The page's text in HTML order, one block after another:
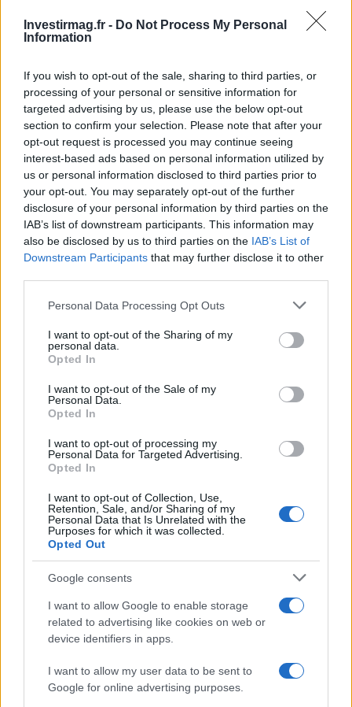
Investirmag.fr - Do Not Process My Personal
Information
If you wish to opt-out of the sale, sharing to third parties, or
processing of your personal or sensitive information for
targeted advertising by us, please use the below opt-out
section to confirm your selection. Please note that after your
opt-out request is processed you may continue seeing
interest-based ads based on personal information utilized by
us or personal information disclosed to third parties prior to
your opt-out. You may separately opt-out of the further
disclosure of your personal information by third parties on the
IAB’s list of downstream participants. This information may
also be disclosed by us to third parties on the IAB’s List of
Downstream Participants that may further disclose it to other
Please note that this website/app uses one or more Google
not limited to your visit or usage behaviour. You may click to
grant or deny consent to Google and its third-party tags to
use your data for below specified purposes in below Google
consent section.
Personal Data Processing Opt Outs
I want to opt-out of the Sharing of my
personal data.
Opted In
I want to opt-out of the Sale of my
Personal Data.
Opted In
I want to opt-out of processing my
Personal Data for Targeted Advertising.
Opted In
I want to opt-out of Collection, Use,
Retention, Sale, and/or Sharing of my
Personal Data that Is Unrelated with the
Purposes for which it was collected.
Opted Out
Google consents
I want to allow Google to enable storage
related to advertising like cookies on web or
device identifiers in apps.
I want to allow my user data to be sent to
Google for online advertising purposes.
Continuez la lecture
NEWS
Semaine calme sur les marchés : le Bitcoin domine, l’euro
Juliette Bernard · 10 Août 2026
NEWS